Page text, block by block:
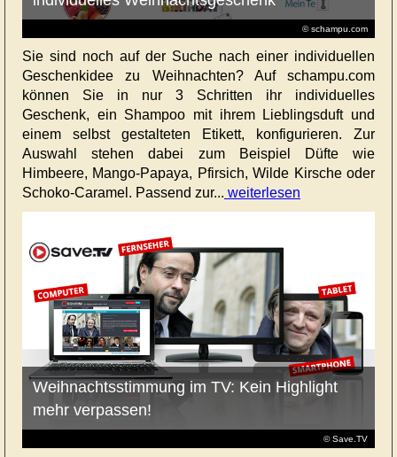
© schampu.com
Sie sind noch auf der Suche nach einer individuellen
Geschenkidee zu Weihnachten? Auf schampu.com
können Sie in nur 3 Schritten ihr individuelles
Geschenk, ein Shampoo mit ihrem Lieblingsduft und
einem selbst gestalteten Etikett, konfigurieren. Zur
Auswahl stehen dabei zum Beispiel Düfte wie
Himbeere, Mango-Papaya, Pfirsich, Wilde Kirsche oder
Schoko-Caramel. Passend zur... weiterlesen
© Save.TV
Weihnachtsstimmung im TV: Kein Highlight
mehr verpassen!